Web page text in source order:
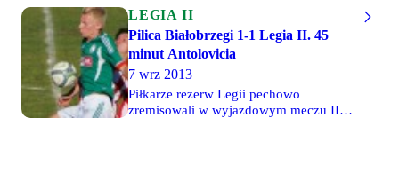
pierwszy od długiego czasu, z
pierwszym zespołem trenował Marijan
Antolović. Bramkarz został włączony
do kadry po tym, jak poważnego urazu
kolana doznał Dusan Kuciak. Słowaka
zastąpił co prawda Wojciech Skaba, ale
trener Jan Urban nie chciał, by
rezerwowym golkiperem został
LEGIA II
Pilica Białobrzegi 1-1 Legia II. 45
minut Antolovicia
7 wrz 2013
Piłkarze rezerw Legii pechowo
zremisowali w wyjazdowym meczu III